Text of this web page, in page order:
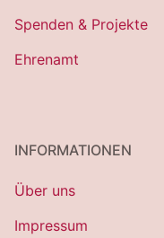
Spenden & Projekte
Ehrenamt
INFORMATIONEN
Über uns
Impressum